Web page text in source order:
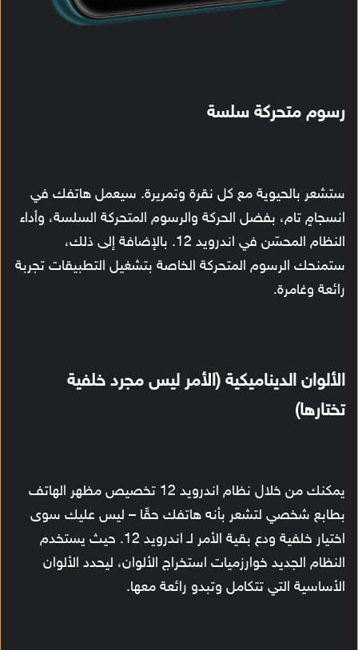
رسوم متحركة سلسة
ستشعر بالحيوية مع كل نقرة وتمريرة. سيعمل هاتفك في
انسجامٍ تام، بفضل الحركة والرسوم المتحركة السلسة، وأداء
النظام المحسّن في اندرويد 12. بالإضافة إلى ذلك،
ستمنحك الرسوم المتحركة الخاصة بتشغيل التطبيقات تجربة
رائعة وغامرة.
الألوان الديناميكية (الأمر ليس مجرد خلفية
تختارها)
يمكنك من خلال نظام اندرويد 12 تخصيص مظهر الهاتف
بطابع شخصي لتشعر بأنه هاتفك حقًا – ليس عليك سوى
اختيار خلفية ودع بقية الأمر لـ اندرويد 12. حيث يستخدم
النظام الجديد خوارزميات استخراج الألوان، ليحدد الألوان
الأساسية التي تتكامل وتبدو رائعة معها.